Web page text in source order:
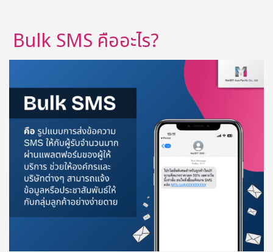
Bulk SMS คืออะไร?